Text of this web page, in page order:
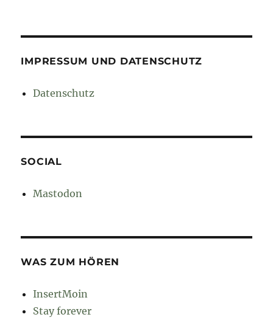
IMPRESSUM UND DATENSCHUTZ
Datenschutz
SOCIAL
Mastodon
WAS ZUM HÖREN
InsertMoin
Stay forever